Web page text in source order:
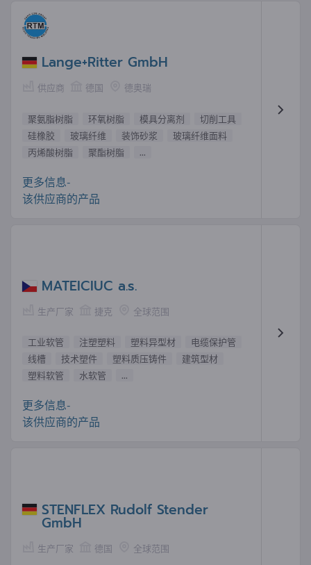
Lange+Ritter GmbH
供应商 德国 德奥瑞
聚氨脂树脂 环氧树脂 模具分离剂
切削工具
硅橡胶
玻璃纤维 装饰砂浆
玻璃纤维面料
丙烯酸树脂
聚酯树脂 ...
更多信息-
该供应商的产品
MATEICIUC a.s.
生产厂家 捷克 全球范围
工业软管 注塑塑料 塑料异型材
电缆保护管
线槽
技术塑件 塑料质压铸件
建筑型材
塑料软管
水软管 ...
更多信息-
该供应商的产品
STENFLEX Rudolf Stender
GmbH
生产厂家 德国 全球范围